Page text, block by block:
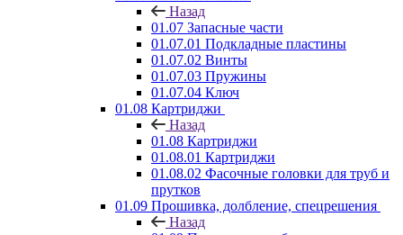
Назад
01.07 Запасные части
01.07.01 Подкладные пластины
01.07.02 Винты
01.07.03 Пружины
01.07.04 Ключ
01.08 Картриджи
Назад
01.08 Картриджи
01.08.01 Картриджи
01.08.02 Фасочные головки для труб и
прутков
01.09 Прошивка, долбление, спецрешения
Назад